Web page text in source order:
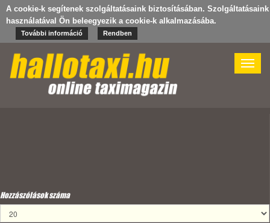
A cookie-k segítenek szolgáltatásaink biztosításában. Szolgáltatásaink
használatával Ön beleegyezik a cookie-k alkalmazásába.
További információ Rendben
Toggle
Hozzászólások száma